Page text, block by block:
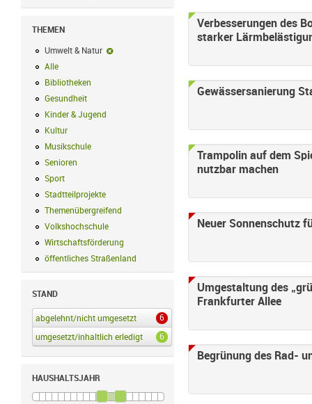
THEMEN
Umwelt & Natur
Alle
Bibliotheken Bibliotheken Filter anwenden
Gesundheit
Kinder & Jugend
Kultur
Musikschule Musikschule Filter anwenden
Senioren
Sport
Stadtteilprojekte Stadtteilprojekte Filter anwenden
Themenübergreifend
Themenübergreifend Filter anwenden
Volkshochschule Volkshochschule Filter anwenden
Wirtschaftsförderung
öffentliches Straßenland
öffentliches Straßenland Filter anwenden
STAND
abgelehnt/nicht umgesetzt 6
abgelehnt/nicht umgesetzt Filter anwenden
umgesetzt/inhaltlich erledigt
6
umgesetzt/inhaltlich erledigt Filter anwenden
HAUSHALTSJAHR
Verbesserungen des
starker
Gewässersanierung
Trampolin auf dem
nutzbar machen
Neuer Sonnenschutz
Umgestaltung des
Frankfurter Allee
Begrünung des Rad-